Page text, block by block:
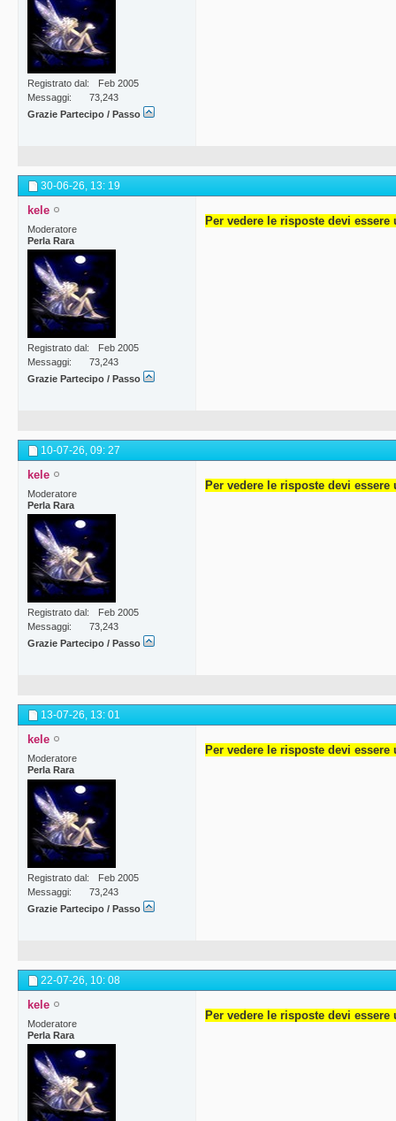
Registrato dal
Feb 2005
Messaggi
73,243
Grazie Partecipo / Passo
30-06-26, 13: 19
kele
Moderatore
Perla Rara
Registrato dal
Feb 2005
Messaggi
73,243
Grazie Partecipo / Passo
Per vedere le risposte devi essere
10-07-26, 09: 27
kele
Moderatore
Perla Rara
Registrato dal
Feb 2005
Messaggi
73,243
Grazie Partecipo / Passo
Per vedere le risposte devi
13-07-26, 13: 01
kele
Moderatore
Perla Rara
Registrato dal
Feb 2005
Messaggi
73,243
Grazie Partecipo / Passo
Per vedere le risposte devi
22-07-26, 10: 08
kele
Moderatore
Perla Rara
Per vedere le risposte devi essere